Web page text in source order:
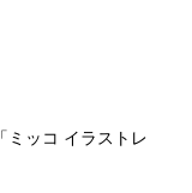
ミッコ イラストレ